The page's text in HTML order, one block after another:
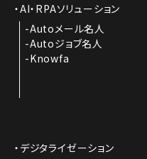
AI・RPAソリューション
Autoメール名人
Autoジョブ名人
Knowfa
デジタライゼーション